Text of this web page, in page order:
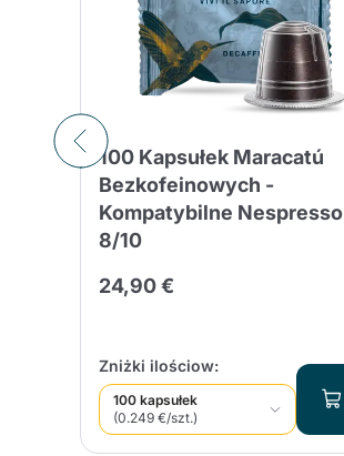
100 Kapsułek Maracatú
Bezkofeinowych -
Kompatybilne Nespresso
8/10
24,90 €
Zniżki ilościow:
100 kapsułek
(0.249 €/szt.)